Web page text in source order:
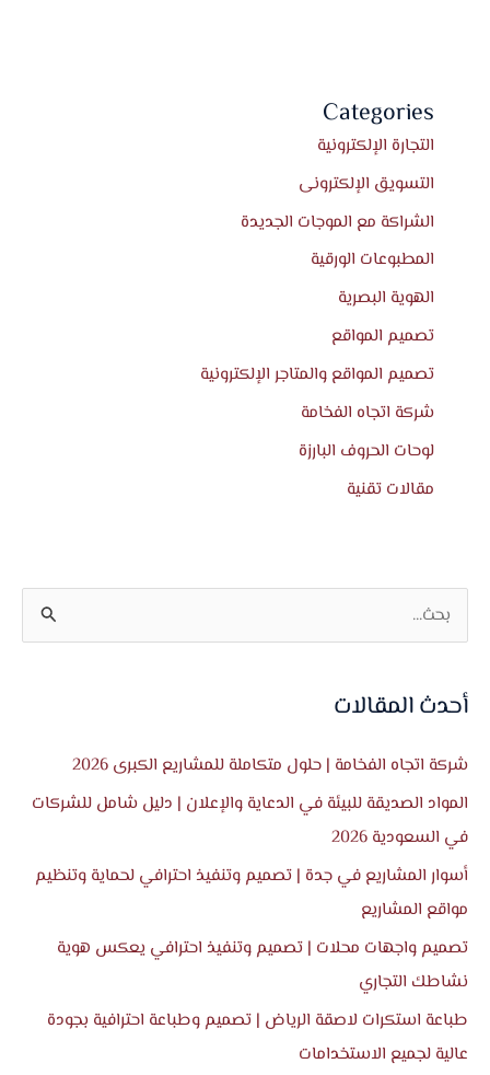
Categories
التجارة الإلكترونية
التسويق الإلكترونى
الشراكة مع الموجات الجديدة
المطبوعات الورقية
الهوية البصرية
تصميم المواقع
تصميم المواقع والمتاجر الإلكترونية
شركة اتجاه الفخامة
لوحات الحروف البارزة
مقالات تقنية
ل
ب
ح
ث
أحدث المقالات
شركة اتجاه الفخامة | حلول متكاملة للمشاريع الكبرى 2026
المواد الصديقة للبيئة في الدعاية والإعلان | دليل شامل للشركات
في السعودية 2026
أسوار المشاريع في جدة | تصميم وتنفيذ احترافي لحماية وتنظيم
مواقع المشاريع
تصميم واجهات محلات | تصميم وتنفيذ احترافي يعكس هوية
نشاطك التجاري
طباعة استكرات لاصقة الرياض | تصميم وطباعة احترافية بجودة
عالية لجميع الاستخدامات